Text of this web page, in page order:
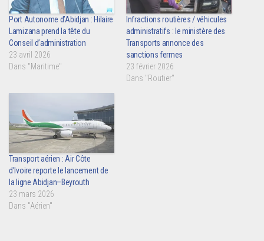
Port Autonome d’Abidjan : Hilaire
Lamizana prend la tête du
Conseil d’administration
23 avril 2026
Dans "Maritime"
Infractions routières / véhicules
administratifs : le ministère des
Transports annonce des
sanctions fermes
23 février 2026
Dans "Routier"
Transport aérien : Air Côte
d’Ivoire reporte le lancement de
la ligne Abidjan–Beyrouth
23 mars 2026
Dans "Aérien"